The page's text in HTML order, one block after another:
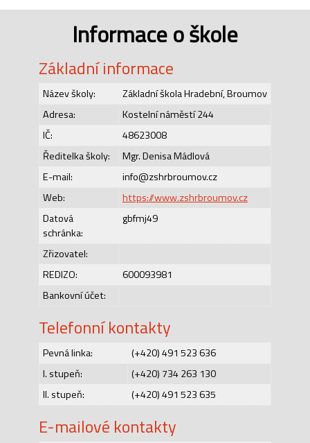
Informace o škole
Základní informace
Název školy:
Základní škola Hradební, Broumov
Adresa:
Kostelní náměstí 244
IČ:
48623008
Ředitelka školy:
Mgr. Denisa Mádlová
E-mail:
info@zshrbroumov.cz
Web:
https://www.zshrbroumov.cz
Datová
schránka:
gbfmj49
Zřizovatel:
REDIZO:
600093981
Bankovní účet:
Telefonní kontakty
Pevná linka:
(+420) 491 523 636
I. stupeň:
(+420) 734 263 130
II. stupeň:
(+420) 491 523 635
E-mailové kontakty